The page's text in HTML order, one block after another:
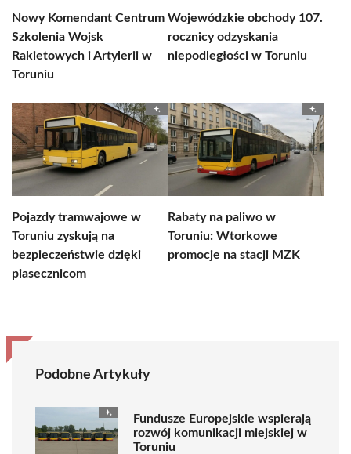
Nowy Komendant Centrum
Szkolenia Wojsk
Rakietowych i Artylerii w
Toruniu
Wojewódzkie obchody 107.
rocznicy odzyskania
niepodległości w Toruniu
Pojazdy tramwajowe w
Toruniu zyskują na
bezpieczeństwie dzięki
piasecznicom
Rabaty na paliwo w
Toruniu: Wtorkowe
promocje na stacji MZK
Podobne Artykuły
Fundusze Europejskie wspierają
rozwój komunikacji miejskiej w
Toruniu